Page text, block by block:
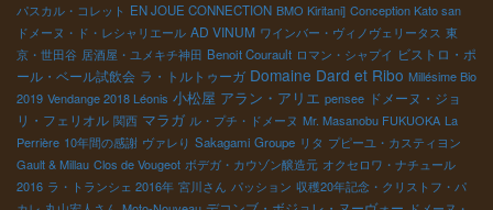
パスカル・コレット EN JOUE CONNECTION BMO Kiritani] Conception Kato san
ドメーヌ・ド・レシャリエール AD VINUM ワインバー・ヴィノヴェリータス 東
京・世田谷 居酒屋・ユメキチ神田 Benoit Courault ロマン・シャプイ ビストロ・ポ
ール・ベール試飲会 ラ・トルトゥーガ Domaine Dard et Ribo Millésime Bio
2019 Vendange 2018 Léonis 小松屋 アラン・アリエ pensee ドメーヌ・ジョ
リ・フェリオル 関西 マラガ ル・プチ・ドメーヌ Mr. Masanobu FUKUOKA La
Perrière 10年間の感謝 ヴァレり Sakagami Groupe リタ プピーユ・カスティヨン
Gault & Millau Clos de Vougeot ボデガ・カウゾン醸造元 オクセロワ・ナチュール
2016 ラ・トランシェ 2016年 宮川さん パッション 収穫20年記念・クリストフ・パ